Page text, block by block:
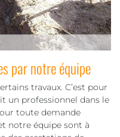
par notre équipe
travaux. C’est pour
un professionnel dans le
toute demande
notre équipe sont à